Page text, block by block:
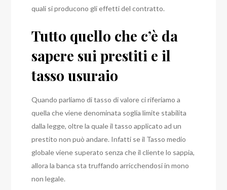
quali si producono gli effetti del contratto.
Tutto quello che c’è da
sapere sui prestiti e il
tasso usuraio
Quando parliamo di tasso di valore ci riferiamo a
quella che viene denominata soglia limite stabilita
dalla legge, oltre la quale il tasso applicato ad un
prestito non può andare. Infatti se il Tasso medio
globale viene superato senza che il cliente lo sappia,
allora la banca sta truffando arricchendosi in mono
non legale.